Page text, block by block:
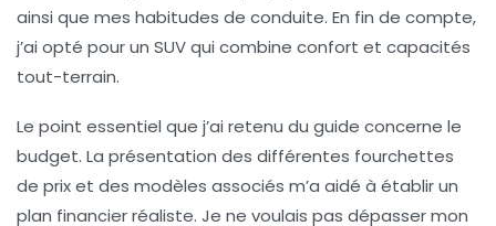
ainsi que mes habitudes de conduite. En fin de compte,
j’ai opté pour un SUV qui combine confort et capacités
tout-terrain.
Le point essentiel que j’ai retenu du guide concerne le
budget. La présentation des différentes fourchettes
de prix et des modèles associés m’a aidé à établir un
plan financier réaliste. Je ne voulais pas dépasser mon